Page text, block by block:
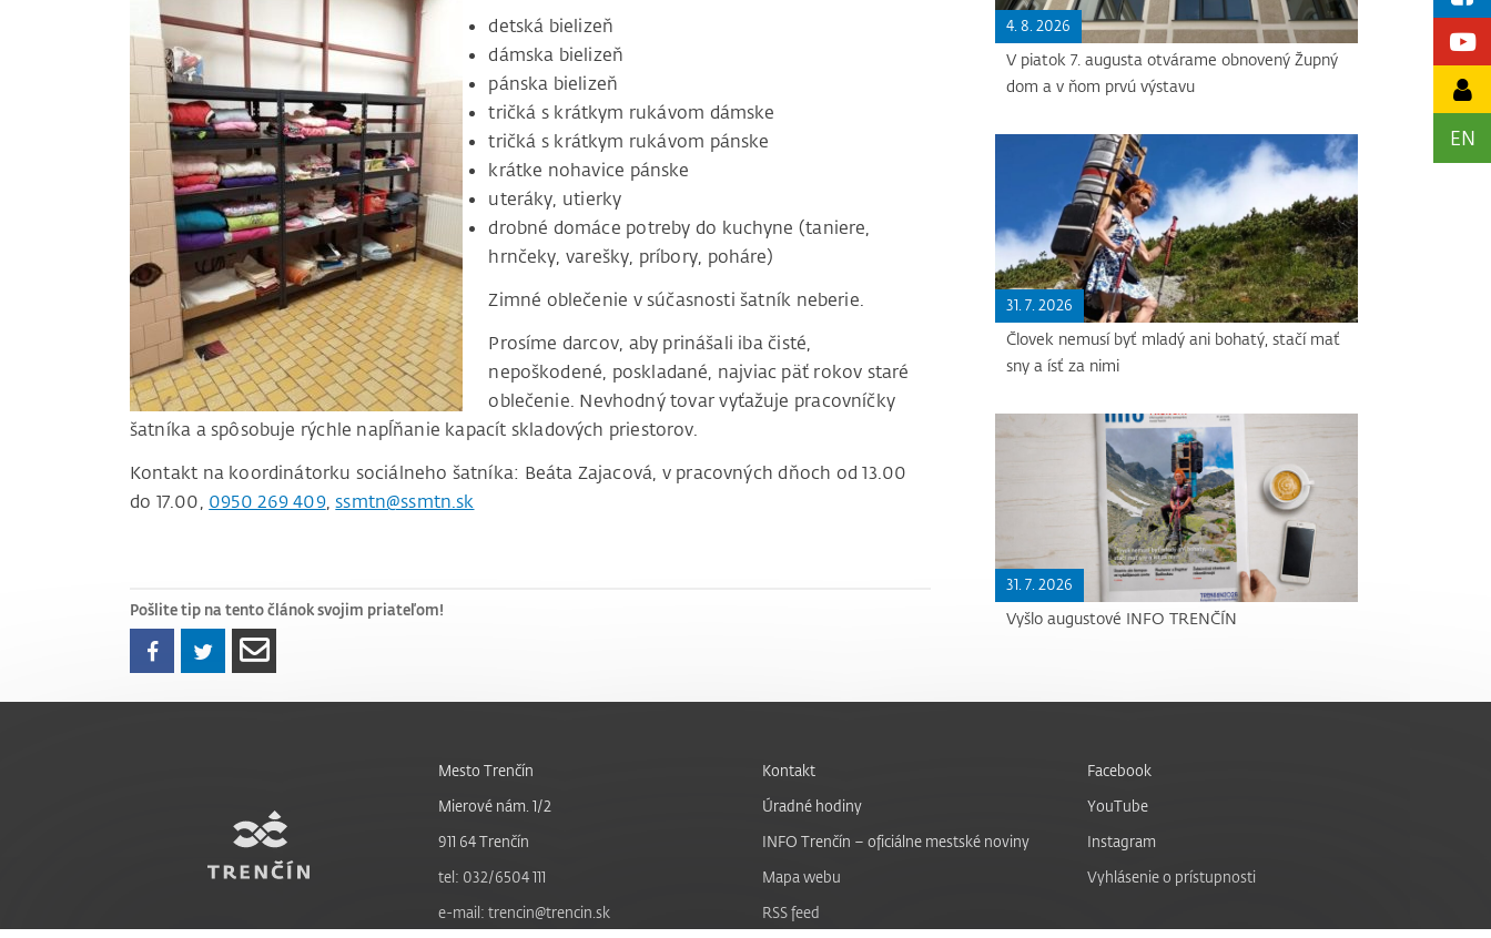
EN
detská bielizeň
dámska bielizeň
pánska bielizeň
tričká s krátkym rukávom dámske
tričká s krátkym rukávom pánske
krátke nohavice pánske
uteráky, utierky
drobné domáce potreby do kuchyne (taniere,
hrnčeky, varešky, príbory, poháre)
Zimné oblečenie v súčasnosti šatník neberie.
Prosíme darcov, aby prinášali iba čisté,
nepoškodené, poskladané, najviac päť rokov staré
oblečenie. Nevhodný tovar vyťažuje pracovníčky
šatníka a spôsobuje rýchle napĺňanie kapacít skladových priestorov.
Kontakt na koordinátorku sociálneho šatníka: Beáta Zajacová, v pracovných dňoch od 13.00
do 17.00, 0950 269 409,ssmtn@ssmtn.sk
Pošlite tip na tento článok svojim priateľom!
4. 8. 2026
V piatok 7. augusta otvárame obnovený Župný
dom a v ňom prvú výstavu
31. 7. 2026
Človek nemusí byť mladý ani bohatý, stačí mať
sny a ísť za nimi
31. 7. 2026
Vyšlo augustové INFO TRENČÍN
Mesto Trenčín
Mierové nám. 1/2
911 64 Trenčín
tel: 032/6504 111
e-mail: trencin@trencin.sk
Kontakt
Úradné hodiny
INFO Trenčín – oficiálne mestské noviny
Mapa webu
RSS feed
Facebook
YouTube
Instagram
Vyhlásenie o prístupnosti